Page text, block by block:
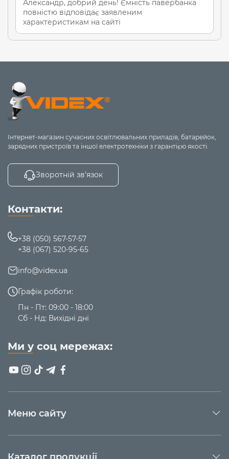
дозволів.
4) Комплектація: повербанк, кабель USB-C,
документація.
Корпус повербанка є приємним на дотик і
користувачами, що допомогло створити якісне та
практичне рішення для Вас.
Александр, добрий день! Ємність павербанка
повністю відповідає заявленим
характеристикам на сайті
Інтернет-магазин сучасних освітлювальних приладів, батарейок,
зарядних пристроїв та іншої електротехніки з гарантією якості.
Зворотній зв’язок
Меню сайту
Контакти:
+38 (050) 567-57-57
+38 (067) 520-95-65
info@videx.ua
Графік роботи:
Пн - Пт: 09:00 - 18:00
Сб - Нд: Вихідні дні
Ми у соц мережах: